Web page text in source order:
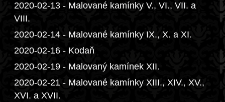
2020-02-13 - Malované kamínky V., VI., VII. a
VIII.
2020-02-14 - Malované kamínky IX., X. a XI.
2020-02-16 - Kodaň
2020-02-19 - Malovaný kamínek XII.
2020-02-21 - Malované kamínky XIII., XIV., XV.,
XVI. a XVII.